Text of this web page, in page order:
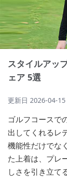
スタイルアッ
ェア 5選
更新日 2026-04-15
ゴルフコースで
出してくれるレ
機能性だけでな
た上着は、プレ
しさを引き立て